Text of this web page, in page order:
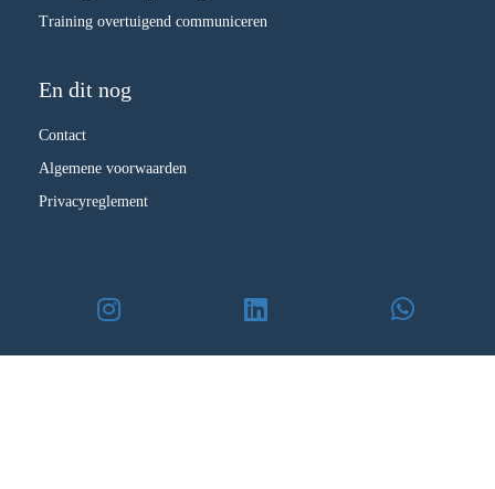
Training overtuigend communiceren
En dit nog
Contact
Algemene voorwaarden
Privacyreglement